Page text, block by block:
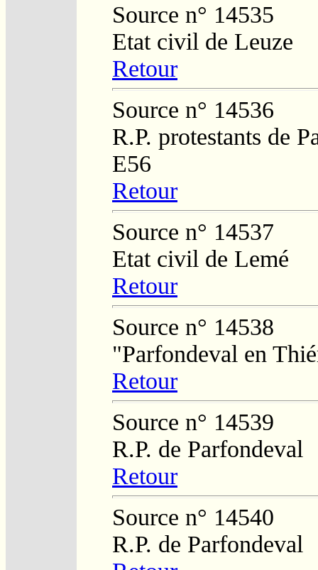
Source n° 14535
Etat civil de Leuze
Retour
Source n° 14536
R.P. protestants de
E56
Retour
Source n° 14537
Etat civil de Lemé
Retour
Source n° 14538
"Parfondeval en
Retour
Source n° 14539
R.P. de Parfondeval
Retour
Source n° 14540
R.P. de Parfondeval